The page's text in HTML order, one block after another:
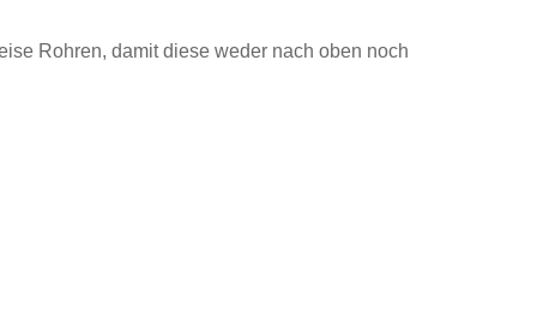
Rohren, damit diese weder nach oben noch